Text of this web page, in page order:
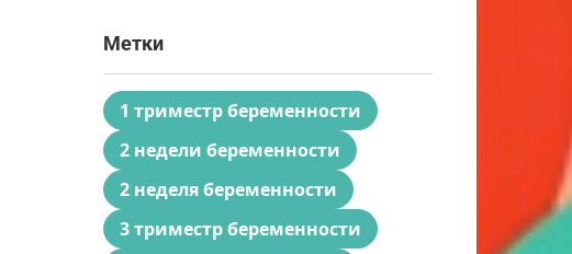
Метки
1 триместр беременности
2 недели беременности
2 неделя беременности
3 триместр беременности